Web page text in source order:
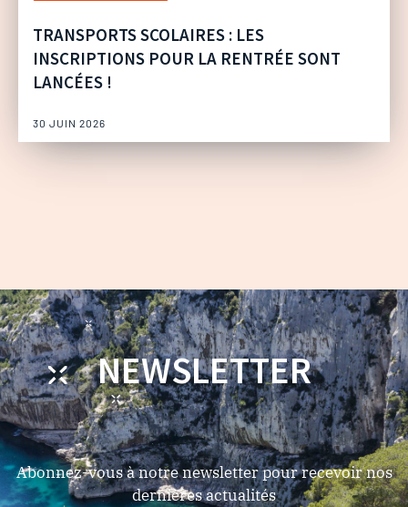
TRANSPORTS SCOLAIRES : LES
INSCRIPTIONS POUR LA RENTRÉE SONT
LANCÉES !
30 JUIN 2026
NEWSLETTER
Abonnez-vous à notre newsletter pour recevoir nos
dernières actualités